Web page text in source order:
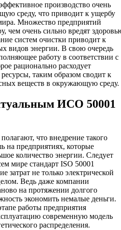
производство очень
среду, что приводит к ущербу
Множество предприятий
чем очень сильно вредят
систем очистки приводит к
видов энергии. В свою очередь
работу в соответствии с
рационально расходует
таким образом сводит к
веществ в окружающую среду.
ИСО 50001
что внедрение такого
на предприятиях, которые
количество энергии. Следует
мире стандарт ISO 50001
затрат не только электрической
Ведь даже компании
на протяжении долгого
экономить немалые деньги.
работы предприятия
современную модель
распределения.